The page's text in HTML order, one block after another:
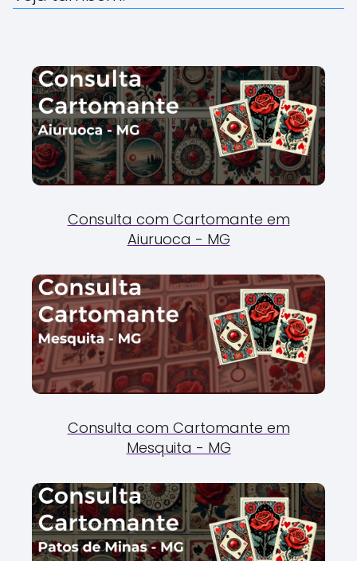
Consulta com Cartomante em
Aiuruoca - MG
Consulta com Cartomante em
Mesquita - MG